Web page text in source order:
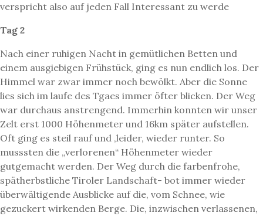
verspricht also auf jeden Fall Interessant zu werde
Tag 2
Nach einer ruhigen Nacht in gemütlichen Betten und
einem ausgiebigen Frühstück, ging es nun endlich los. Der
Himmel war zwar immer noch bewölkt. Aber die Sonne
lies sich im laufe des Tgaes immer öfter blicken. Der Weg
war durchaus anstrengend. Immerhin konnten wir unser
Zelt erst 1000 Höhenmeter und 16km später aufstellen.
Oft ging es steil rauf und ,leider, wieder runter. So
musssten die „verlorenen“ Höhenmeter wieder
gutgemacht werden. Der Weg durch die farbenfrohe,
spätherbstliche Tiroler Landschaft- bot immer wieder
überwältigende Ausblicke auf die, vom Schnee, wie
gezuckert wirkenden Berge. Die, inzwischen verlassenen,